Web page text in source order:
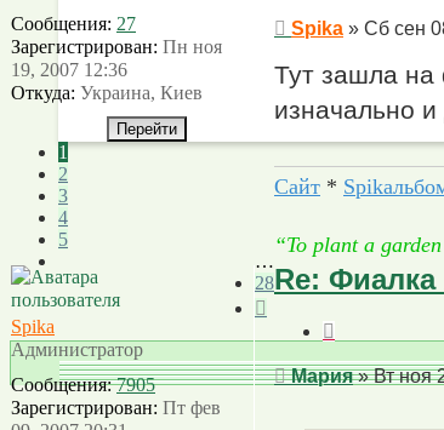
Сообщение
Spika » Сб сен
Тут зашла на
изначально
Сайт *
“To plant a
Сообщения: 27
Зарегистрирован: Пн ноя
19, 2007 12:36
Откуда: Украина, Киев
Re:
Сообщение
Мария»Вт ноя
Spika
Администратор
Сообщения: 7905
Зарегистрирован: Пт фев
1
2
3
4
5
…
28